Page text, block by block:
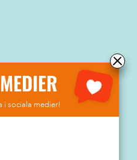
i sociala medier!